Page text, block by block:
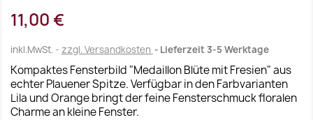
11,00 €
inkl.MwSt. zzgl. Versandkosten Lieferzeit 3-5 Werktage
Kompaktes Fensterbild "Medaillon Blüte mit Fresien" aus
echter Plauener Spitze. Verfügbar in den Farbvarianten
Lila und Orange bringt der feine Fensterschmuck floralen
Charme an kleine Fenster.